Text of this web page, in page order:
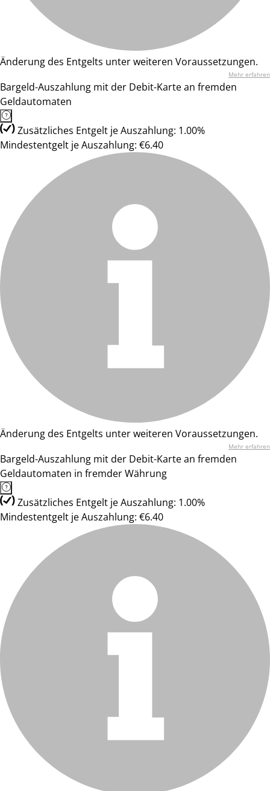
Änderung des Entgelts unter weiteren Voraussetzungen.
Mehr erfahren
Bargeld-Auszahlung mit der Debit-Karte an fremden
Geldautomaten
Zusätzliches Entgelt je Auszahlung: 1.00%
Mindestentgelt je Auszahlung: €6.40
Änderung des Entgelts unter weiteren Voraussetzungen.
Mehr erfahren
Bargeld-Auszahlung mit der Debit-Karte an fremden
Geldautomaten in fremder Währung
Zusätzliches Entgelt je Auszahlung: 1.00%
Mindestentgelt je Auszahlung: €6.40